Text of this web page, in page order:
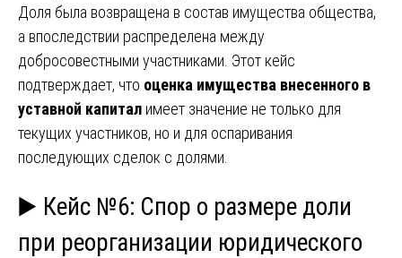
Доля была возвращена в состав имущества общества,
а впоследствии распределена между
добросовестными участниками. Этот кейс
подтверждает, что оценка имущества внесенного в
уставной капитал имеет значение не только для
текущих участников, но и для оспаривания
последующих сделок с долями.
▶️ Кейс №6: Спор о размере доли
при реорганизации юридического